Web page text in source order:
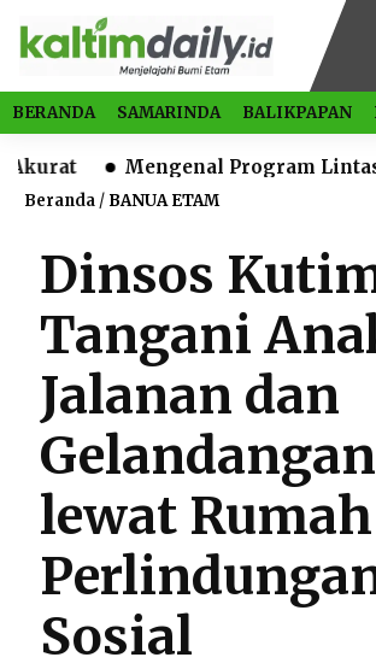
BERANDA SAMARINDA BALIKPAPAN
Mengenal Program Lintas
Beranda / BANUA ETAM
Dinsos
Tangani
Jalanan dan
Gelandangan
lewat Rumah
Sosial